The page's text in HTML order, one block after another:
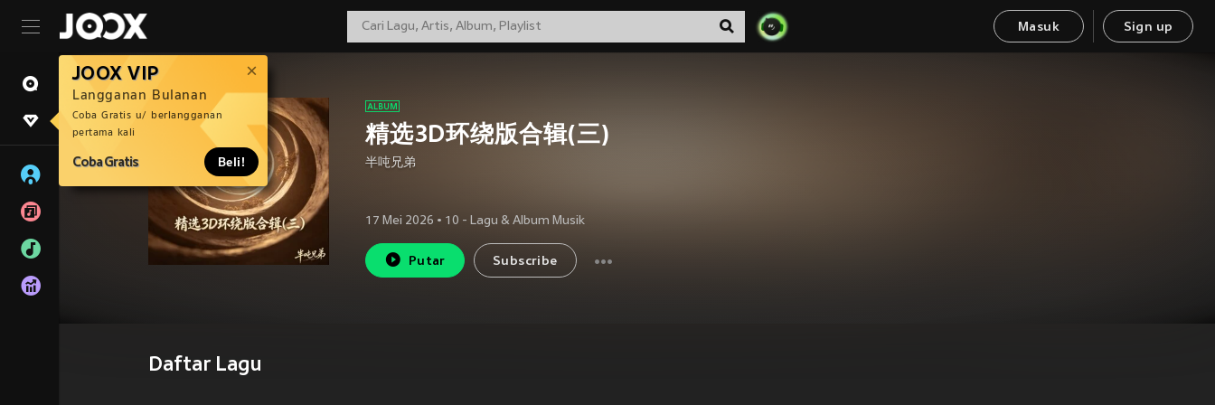
Masuk Sign up
JOOX VIP
Langganan Bulanan
Coba Gratis u/ berlangganan
pertama kali
Coba Gratis Beli!
精选3D环绕版合辑(三)
半吨兄弟
17 Mei 2026 • 10 - Lagu & Album Musik
Putar Subscribe
Daftar Lagu